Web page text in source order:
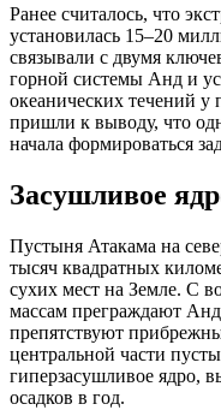
Ранее считалось, что
установилась 15–20
связывали с двумя
горной системы Анд и
океанических течений
пришли к выводу, что
начала формироваться
Засушливое
Пустыня Атакама на
тысяч квадратных
сухих мест на Земле. С
массам преграждают
препятствуют
центральной части
гиперзасушливое ядро,
осадков в год.